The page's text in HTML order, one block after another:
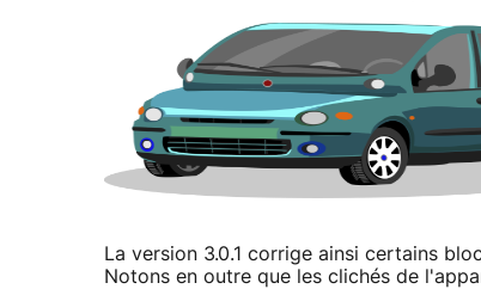
La version 3.0.1 corrige ainsi certains
Notons en outre que les clichés de